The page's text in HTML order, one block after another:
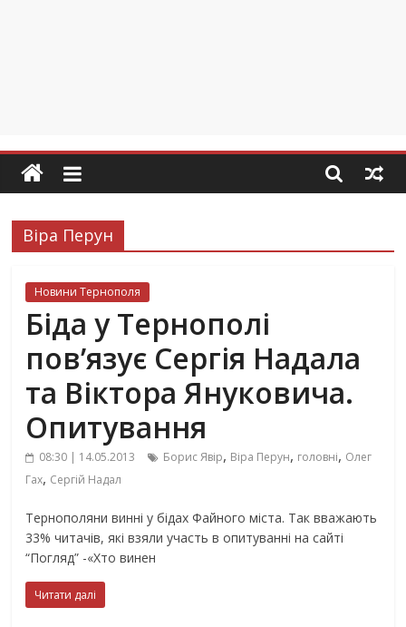
Віра Перун
Новини Тернополя
Біда у Тернополі
пов’язує Сергія Надала
та Віктора Януковича.
Опитування
08:30 | 14.05.2013 Борис Явір, Віра Перун, головні, Олег
Гах, Сергій Надал
Тернополяни винні у бідах Файного міста. Так вважають
33% читачів, які взяли участь в опитуванні на сайті
“Погляд” -«Хто винен
Читати далі